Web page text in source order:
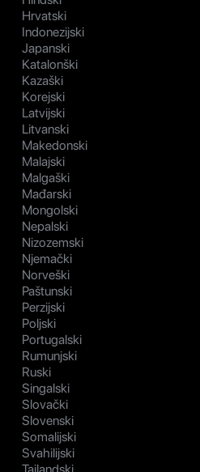
Hrvatski
Indonezijski
Japanski
Katalonški
Kazaški
Korejski
Latvijski
Litvanski
Makedonski
Malajski
Malgaški
Mađarski
Mongolski
Nepalski
Nizozemski
Njemački
Norveški
Paštunski
Perzijski
Poljski
Portugalski
Rumunjski
Ruski
Singalski
Slovački
Slovenski
Somalijski
Svahilijski